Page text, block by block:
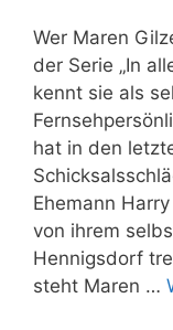
Wer Maren
der Serie „In
kennt sie als
hat in den
Ehemann
von ihrem
Hennigsdorf
steht Maren …